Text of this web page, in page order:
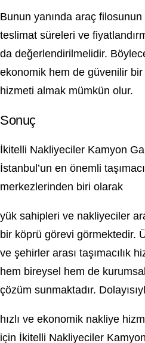
Bunun yanında araç
teslimat süreleri ve
da değerlendirilmelidir.
ekonomik hem de güvenilir bir
hizmeti almak mümkün olur.
Sonuç
İkitelli Nakliyeciler Kamyon
İstanbul’un en önemli
merkezlerinden biri olarak
yük sahipleri ve nakliyeciler
bir köprü görevi görmektedir.
ve şehirler arası taşımacılık
hem bireysel hem de
çözüm sunmaktadır.
hızlı ve ekonomik nakliye
için İkitelli Nakliyeciler